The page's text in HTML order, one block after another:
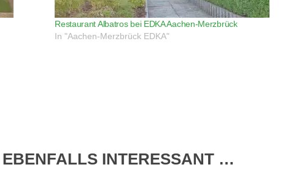
Restaurant Albatros bei EDKA Aachen-Merzbrück
In "Aachen-Merzbrück EDKA"
INTERESSANT …